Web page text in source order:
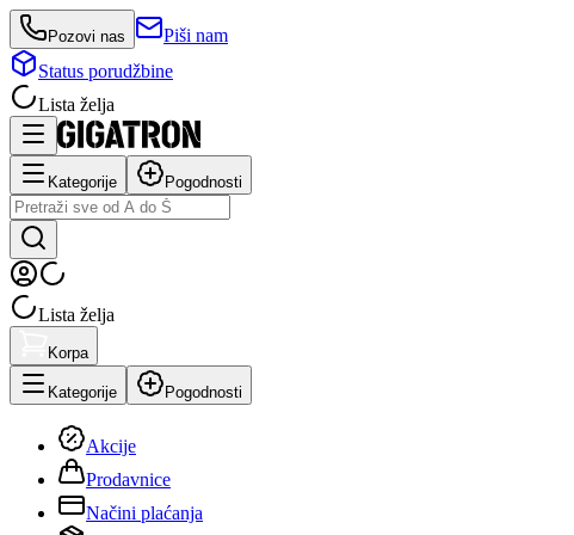
Pozovi nas
Piši nam
Status porudžbine
Lista želja
Kategorije Pogodnosti
Lista želja
Korpa
Kategorije Pogodnosti
Akcije
Prodavnice
Načini plaćanja